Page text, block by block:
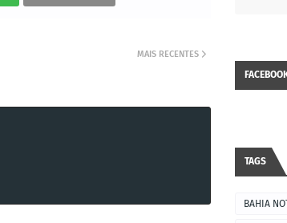
MAIS RECENTES
TAGS
BAHIA